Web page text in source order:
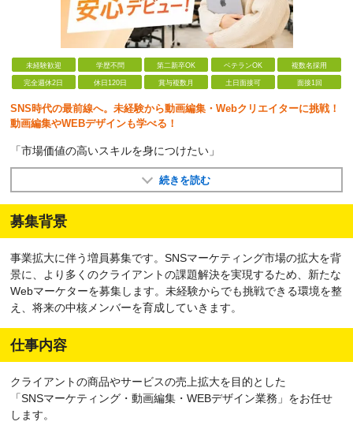
未経験歓迎 学歴不問 第二新卒OK ベテランOK 複数名採用
完全週休2日 休日120日 賞与複数月 土日面接可 面接1回
SNS時代の最前線へ。未経験から動画編集・Webクリエイターに挑戦！
動画編集やWEBデザインも学べる！
「市場価値の高いスキルを身につけたい」
続きを読む
募集背景
事業拡大に伴う増員募集です。SNSマーケティング市場の拡大を背
景に、より多くのクライアントの課題解決を実現するため、新たな
Webマーケターを募集します。未経験からでも挑戦できる環境を整
え、将来の中核メンバーを育成していきます。
仕事内容
クライアントの商品やサービスの売上拡大を目的とした
「SNSマーケティング・動画編集・WEBデザイン業務」をお任せ
します。